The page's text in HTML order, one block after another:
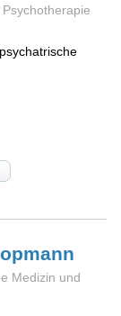
Medizin und